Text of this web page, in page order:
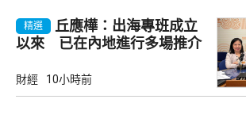
精選
丘應樺：出海專班成立
以來 已在內地進行多場推介
財經 10小時前